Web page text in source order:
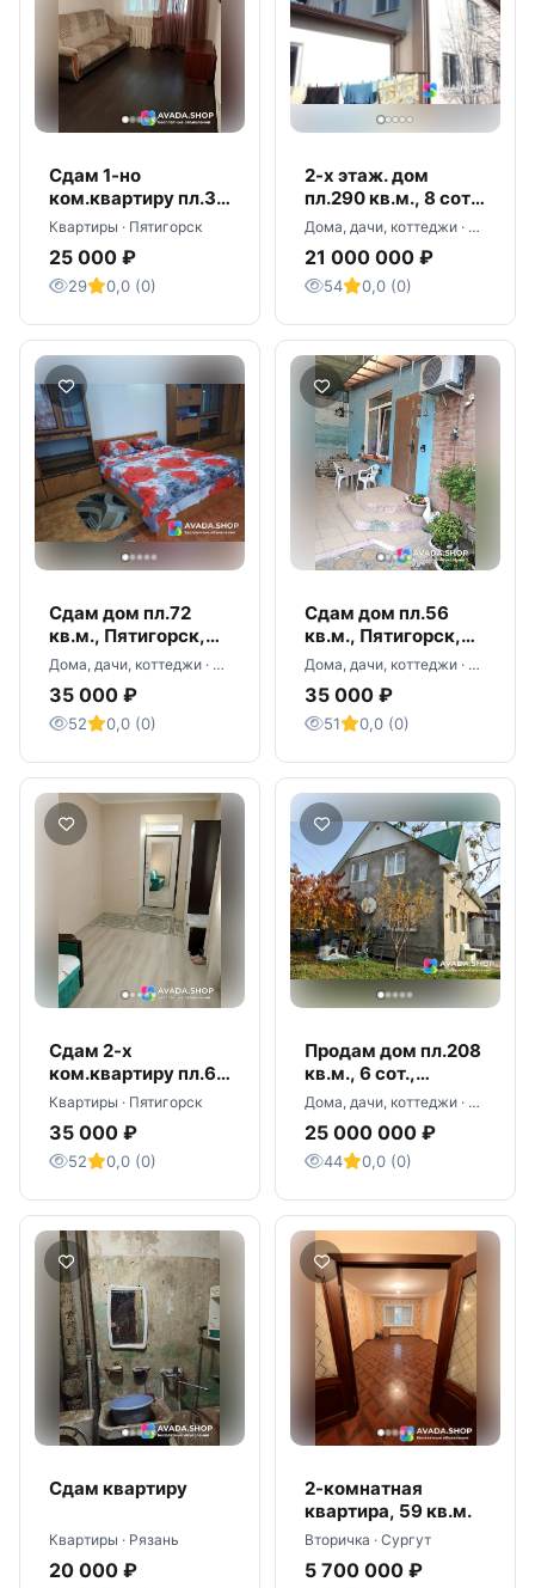
Сдам 1-но
ком.квартиру пл.34
кв.м., 3/5,
Пятигорск, ул.
Украинская 64
Квартиры · Пятигорск
25 000 ₽
29 0,0 (0)
2-х этаж. дом
пл.290 кв.м., 8 сот.,
Пятигорск, пос.
Чехова 1
Дома, дачи, коттеджи · Пятигорск
21 000 000 ₽
54 0,0 (0)
Сдам дом пл.72
кв.м., Пятигорск,
ул. Первомайская Дома, дачи, коттеджи · Пятигорск
35 000 ₽
52 0,0 (0)
Сдам дом пл.56
кв.м., Пятигорск,
ул. Куйбышева 35 Дома, дачи, коттеджи · Пятигорск
35 000 ₽
51 0,0 (0)
Сдам 2-х
ком.квартиру пл.60
кв.м., 1/1,
Пятигорск, ул.
Фрунзе 24
Квартиры · Пятигорск
35 000 ₽
52 0,0 (0)
Продам дом пл.208
кв.м., 6 сот.,
Пятигорск, р-н
Дома, дачи, коттеджи · Пятигорск
25 000 000 ₽
44 0,0 (0)
Сдам квартиру
Квартиры · Рязань
20 000 ₽
2-комнатная
квартира, 59 кв.м.
Вторичка · Сургут
5 700 000 ₽